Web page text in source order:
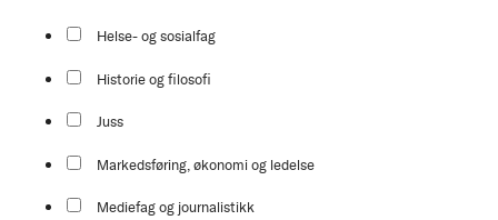
Helse- og sosialfag
Historie og filosofi
Juss
Markedsføring, økonomi og ledelse
Mediefag og journalistikk